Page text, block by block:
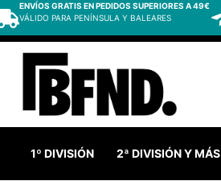
ENVÍOS GRATIS EN PEDIDOS SUPERIORES A 49€
VÁLIDO PARA PENÍNSULA Y BALEARES
1º DIVISIÓN 2ª DIVISIÓN Y MÁS